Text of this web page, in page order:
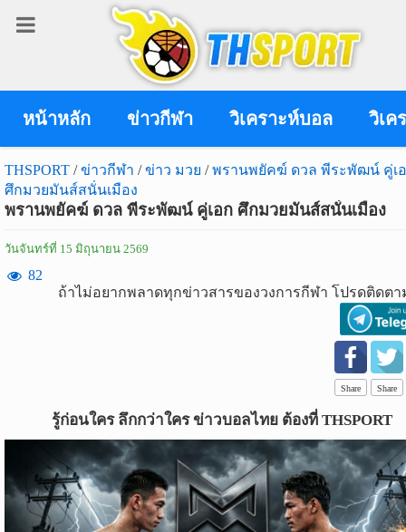
หน้าหลัก ข่าวกีฬา วิเคราะห์บอล วิเค
THSPORT / ข่าวกีฬา / ข่าว มวย / พรานพยัคฆ์ ดวล พีระพัฒน์ คู่เ
ศึกมวยมันส์สนั่นเมือง
พรานพยัคฆ์ ดวล พีระพัฒน์ คู่เอก ศึกมวยมันส์สนั่นเมือง
วันจันทร์ที่ 15 มิถุนายน 2569
82
ถ้าไม่อยากพลาดทุกข่าวสารของวงการกีฬา โปรดติดตา
Share Share
รู้ก่อนใคร ลึกกว่าใคร ข่าวบอลไทย ต้องที่ THSPORT
เข้า
เข้าสู่ระบบ
เข้าสู่ระบบด้วย facebook
สมัคร
สมาชิก
บอล
ข่าว
ฟุตบอล